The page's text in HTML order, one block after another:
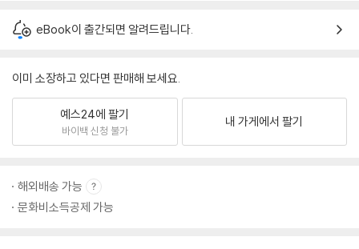
eBook이 출간되면 알려드립니다.
이미 소장하고 있다면 판매해 보세요.
예스24에 팔기
바이백 신청 불가
내 가게에서 팔기
해외배송 가능
문화비소득공제 가능